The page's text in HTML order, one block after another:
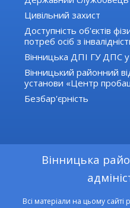
Цивільний захист
Доступність об'єктів
потреб осіб з
Вінницька ДПІ ГУ ДПС у
Вінницький районний
установи «Центр
Безбар'єрність
Вінницька
Всі матеріали на цьому сайті